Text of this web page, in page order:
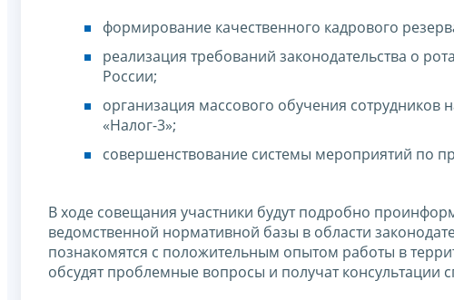
формирование качественного кадрового
реализация требований законодательства о
России;
организация массового обучения
«Налог-3»;
совершенствование системы мероприятий по
В ходе совещания участники будут подробно
ведомственной нормативной базы в области
познакомятся с положительным опытом работы в
обсудят проблемные вопросы и получат консультации